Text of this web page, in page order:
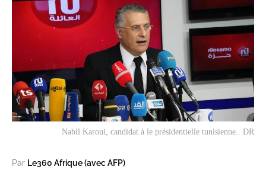
Nabil Karoui, candidat à le présidentielle tunisienne.. DR
Par Le360 Afrique (avec AFP)